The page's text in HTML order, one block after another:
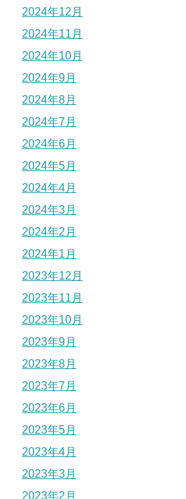
2024年12月
2024年11月
2024年10月
2024年9月
2024年8月
2024年7月
2024年6月
2024年5月
2024年4月
2024年3月
2024年2月
2024年1月
2023年12月
2023年11月
2023年10月
2023年9月
2023年8月
2023年7月
2023年6月
2023年5月
2023年4月
2023年3月
2023年2月